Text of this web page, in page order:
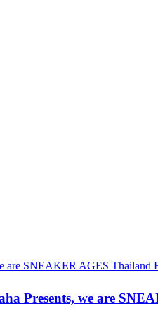
Presents, we are